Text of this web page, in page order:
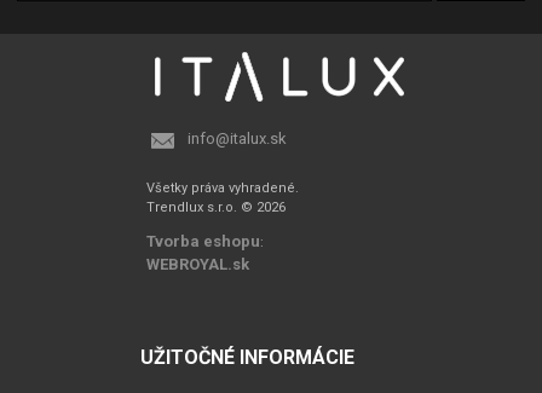
info@italux.sk
Všetky práva vyhradené.
Trendlux s.r.o. © 2026
Tvorba eshopu:
WEBROYAL.sk
UŽITOČNÉ INFORMÁCIE